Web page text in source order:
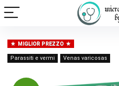
MIGLIOR PREZZO
Parassiti e vermi Venas varicosas